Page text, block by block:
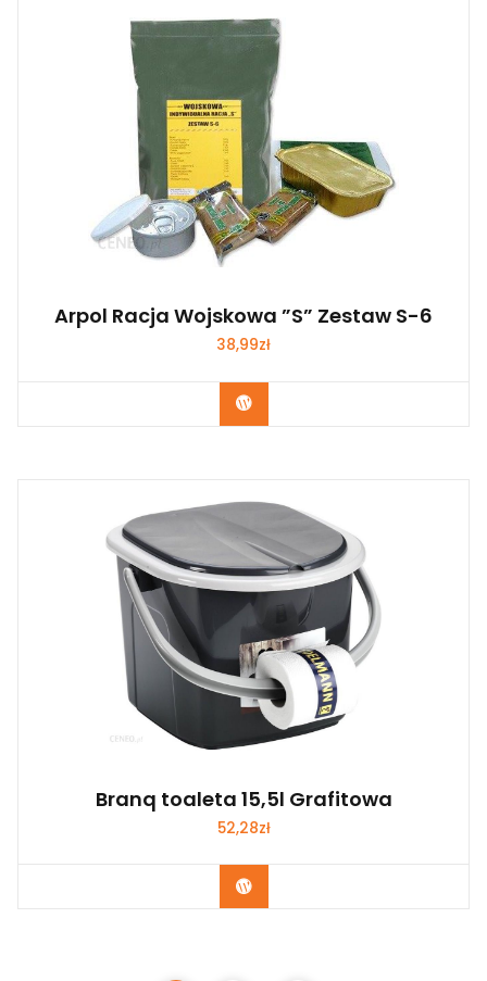
Arpol Racja Wojskowa ”S” Zestaw S-6
38,99zł
Kup Teraz
Branq toaleta 15,5l Grafitowa
52,28zł
Kup Teraz